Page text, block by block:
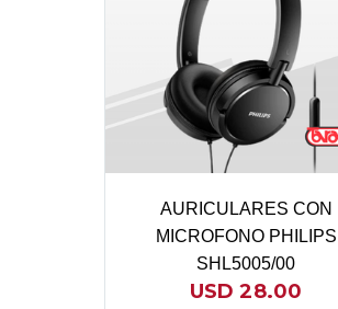
AURICULARES CON
MICROFONO PHILIPS
SHL5005/00
USD28.00